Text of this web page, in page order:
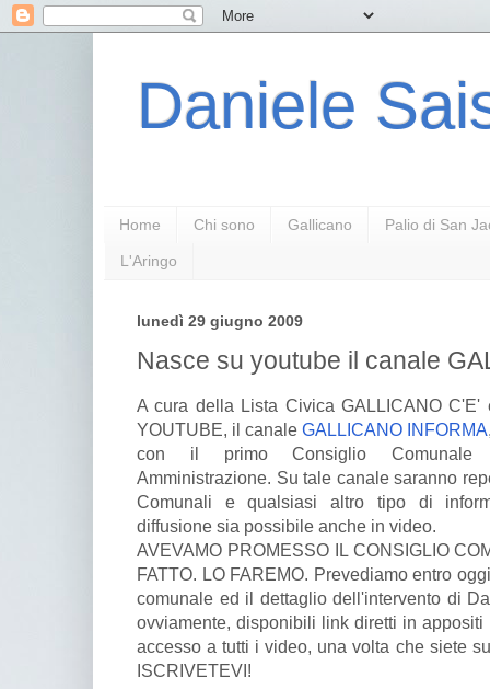
Daniele
Home Chi sono Gallicano Palio di San
L'Aringo
lunedì 29 giugno 2009
Nasce su youtube il canale
A cura della Lista Civica GALLICANO C'E'
YOUTUBE, il canale GALLICANO INFORMA
con il primo Consiglio Comunale
Amministrazione. Su tale canale saranno
Comunali e qualsiasi altro tipo di
diffusione sia possibile anche in video.
AVEVAMO PROMESSO IL CONSIGLIO
FATTO. LO FAREMO. Prevediamo entro
comunale ed il dettaglio dell'intervento di
ovviamente, disponibili link diretti in
accesso a tutti i video, una volta che siete
ISCRIVETEVI!